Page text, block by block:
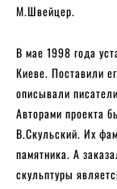
М.Швейцер.
В мае 1998 года
Киеве. Поставили
описывали
Авторами проекта
В.Скульский. Их
памятника. А
скульптуры